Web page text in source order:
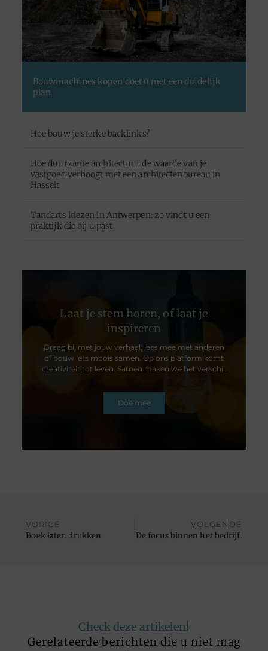
Bouwmachines kopen doet u met een duidelijk
plan
Hoe bouw je sterke backlinks?
Hoe duurzame architectuur de waarde van je
vastgoed verhoogt met een architectenbureau in
Hasselt
Tandarts kiezen in Antwerpen: zo vindt u een
praktijk die bij u past
Laat je stem horen, of laat je
inspireren
Draag bij met jouw verhaal, lees mee met anderen
of bouw iets moois samen. Op ons platform komt
creativiteit tot leven. Samen maken we het verschil.
Doe mee
VORIGE
Boek laten drukken
VOLGENDE
De focus binnen het bedrijf.
Check deze artikelen!
Gerelateerde berichten die u niet mag